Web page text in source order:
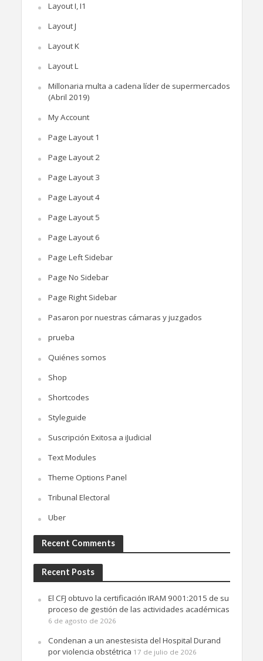
Layout I, I1
Layout J
Layout K
Layout L
Millonaria multa a cadena líder de supermercados
(Abril 2019)
My Account
Page Layout 1
Page Layout 2
Page Layout 3
Page Layout 4
Page Layout 5
Page Layout 6
Page Left Sidebar
Page No Sidebar
Page Right Sidebar
Pasaron por nuestras cámaras y juzgados
prueba
Quiénes somos
Shop
Shortcodes
Styleguide
Suscripción Exitosa a iJudicial
Text Modules
Theme Options Panel
Tribunal Electoral
Uber
Recent Comments
Recent Posts
El CFJ obtuvo la certificación IRAM 9001:2015 de su
proceso de gestión de las actividades académicas
6 de agosto de 2026
Condenan a un anestesista del Hospital Durand
por violencia obstétrica 17 de julio de 2026